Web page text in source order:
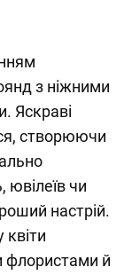
з ніжними
Яскраві
створюючи
ювілеїв чи
настрій.
флористами й